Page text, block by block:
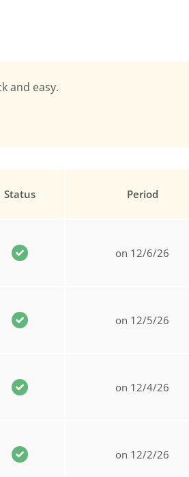
and easy.
Status Period
on 12/6/26
on 12/5/26
on 12/4/26
on 12/2/26